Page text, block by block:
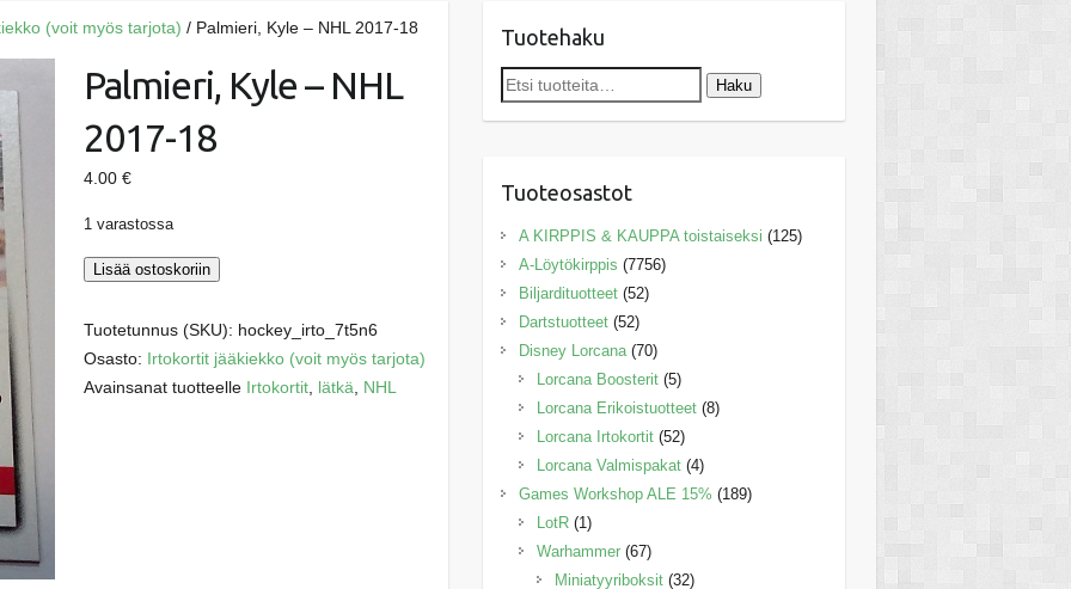
(voit myös tarjota) / Palmieri, Kyle – NHL 2017-18
Palmieri, Kyle – NHL
2017-18
4.00 €
1 varastossa
Palmieri,
-
NHL
2017-
Lisää ostoskoriin
Tuotetunnus (SKU): hockey_irto_7t5n6
Osasto: Irtokortit jääkiekko (voit myös tarjota)
Avainsanat tuotteelle Irtokortit, lätkä, NHL
Tuotehaku
Etsi: Haku
Tuoteosastot
A KIRPPIS & KAUPPA toistaiseksi (125)
A-Löytökirppis (7756)
Biljardituotteet (52)
Dartstuotteet (52)
Disney Lorcana (70)
Lorcana Boosterit (5)
Lorcana Erikoistuotteet (8)
Lorcana Irtokortit (52)
Lorcana Valmispakat (4)
Games Workshop ALE 15% (189)
LotR (1)
Warhammer (67)
Miniatyyriboksit (32)